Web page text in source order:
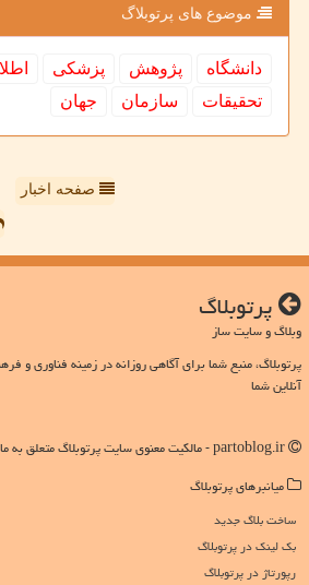
موضوع های پرتوبلاگ
دانشگاه پژوهش پزشكی
تحقیقات
سازمان جهان
صفحه اخبار
پرتوبلاگ
وبلاگ و سایت ساز
پرتوبلاگ، منبع شما برای آگاهی روزانه در زمینه فناوری و
آنلاین شما
میانبرهای پرتوبلاگ
ساخت بلاگ جدید
بک لینک در پرتوبلاگ
رپورتاژ در پرتوبلاگ